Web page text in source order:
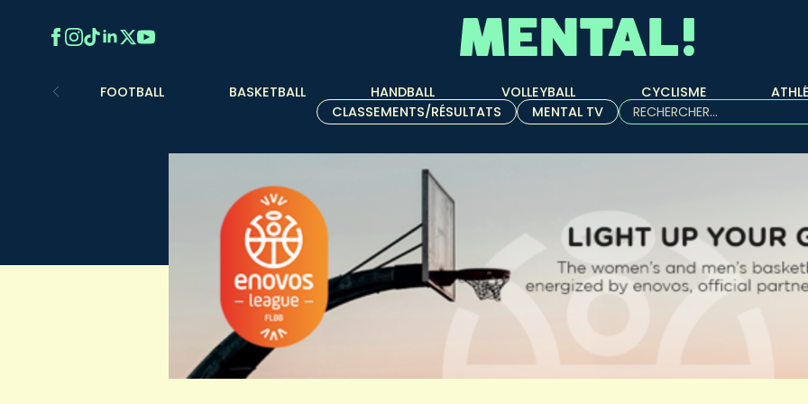
FOOTBALL BASKETBALL HANDBALL VOLLEYBALL CYCLISME
CLASSEMENTS/RÉSULTATS
MENTAL TV
Rechercher :